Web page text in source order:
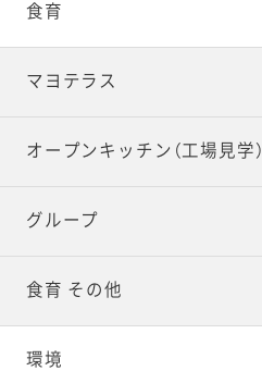
食育
マヨテラス
オープンキッチン（工場見学）
グループ
食育 その他
環境